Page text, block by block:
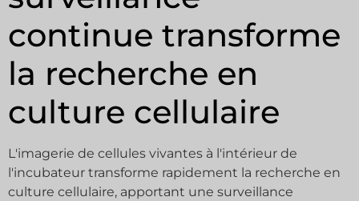
continue transforme
la recherche en
culture cellulaire
L'imagerie de cellules vivantes à l'intérieur de
l'incubateur transforme rapidement la recherche en
culture cellulaire, apportant une surveillance